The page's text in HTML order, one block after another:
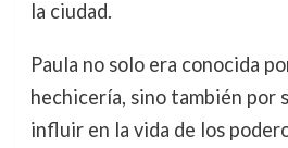
la ciudad.
Paula no solo era conocida
hechicería, sino también por
influir en la vida de los